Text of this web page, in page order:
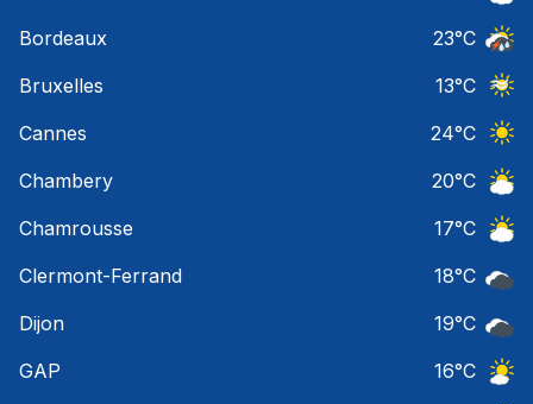
Bordeaux
23°C
Bruxelles
13°C
Cannes
24°C
Chambery
20°C
Chamrousse
17°C
Clermont-Ferrand
18°C
Dijon
19°C
GAP
16°C